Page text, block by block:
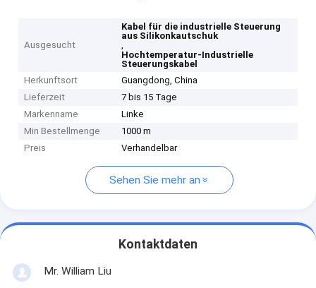
Ausgesucht
Kabel für die industrielle Steuerung
aus Silikonkautschuk
,
Hochtemperatur-Industrielle
Steuerungskabel
Herkunftsort
Guangdong, China
Lieferzeit
7 bis 15 Tage
Markenname
Linke
Min Bestellmenge
1000 m
Preis
Verhandelbar
Sehen Sie mehr an
Kontaktdaten
Mr. William Liu